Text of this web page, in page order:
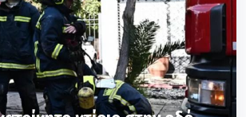
κτίριο στην οδό
- Απεγκλωβίστηκε άτομο